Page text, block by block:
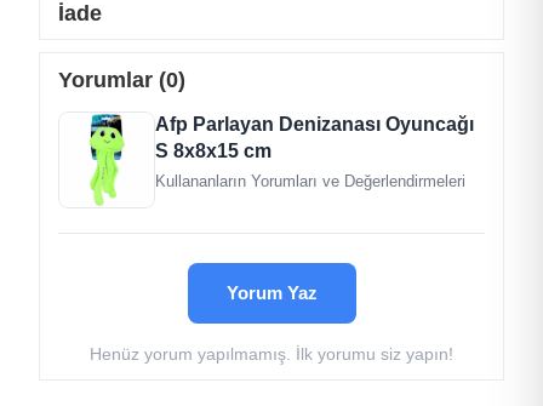
İade
Yorumlar (0)
Afp Parlayan Denizanası Oyuncağı
S 8x8x15 cm
Kullananların Yorumları ve Değerlendirmeleri
Yorum Yaz
Henüz yorum yapılmamış. İlk yorumu siz yapın!